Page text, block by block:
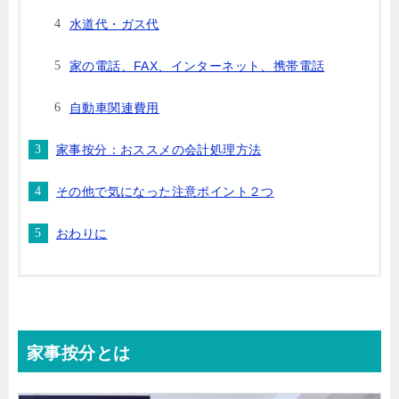
水道代・ガス代
家の電話、FAX、インターネット、携帯電話
自動車関連費用
家事按分：おススメの会計処理方法
その他で気になった注意ポイント２つ
おわりに
家事按分とは